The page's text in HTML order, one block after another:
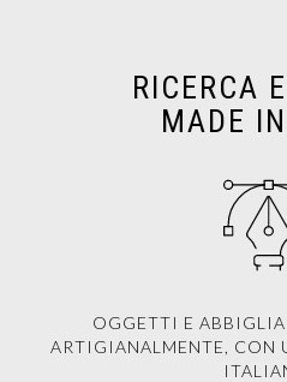
RICERCA
MADE
OGGETTI E
ARTIGIANALMENTE, CON